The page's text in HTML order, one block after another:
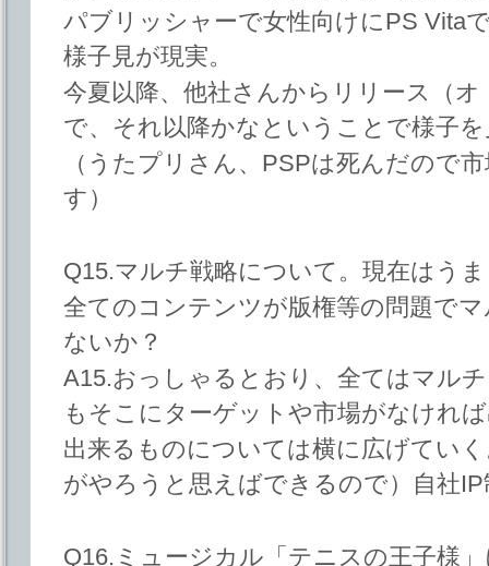
パブリッシャーで女性向けにPS Vita
様子見が現実。
今夏以降、他社さんからリリース（
で、それ以降かなということで様子
（うたプリさん、PSPは死んだので
す）
Q15.マルチ戦略について。現在はう
全てのコンテンツが版権等の問題で
ないか？
A15.おっしゃるとおり、全てはマル
もそこにターゲットや市場がなけれ
出来るものについては横に広げてい
がやろうと思えばできるので）自社
Q16.ミュージカル「テニスの王子様